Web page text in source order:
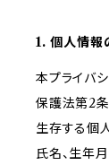
1. 個人情報
本プライバ
保護法第2条
生存する個
氏名、生年